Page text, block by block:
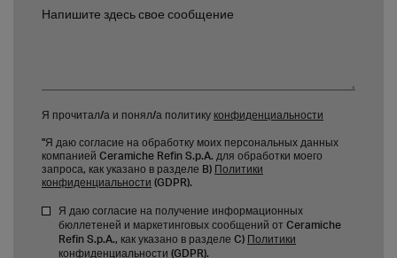
Напишите здесь свое сообщение
Я прочитал/а и понял/а политику конфиденциальности
"Я даю согласие на обработку моих персональных данных
компанией Ceramiche Refin S.p.A. для обработки моего
запроса, как указано в разделе B) Политики
конфиденциальности (GDPR).
Я даю согласие на получение информационных
бюллетеней и маркетинговых сообщений от Ceramiche
Refin S.p.A., как указано в разделе C) Политики
конфиденциальности (GDPR).